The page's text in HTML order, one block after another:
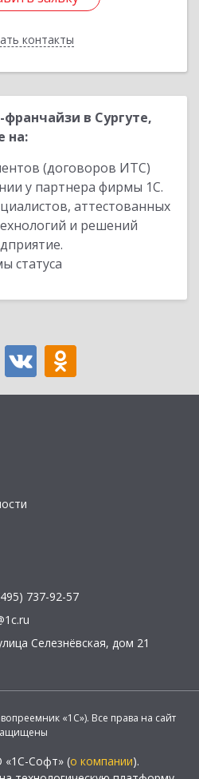
контакты
Назад
в Сургуте,
на:
(договоров ИТС)
у партнера фирмы 1С.
аттестованных
и решений
статуса
737-92-57
Селезнёвская, дом 21
«1С»). Все права на сайт
Софт» (о компании).